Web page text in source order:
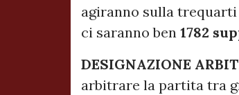
agiranno sulla trequarti
ci saranno ben 1782
DESIGNAZIONE
arbitrare la partita tra